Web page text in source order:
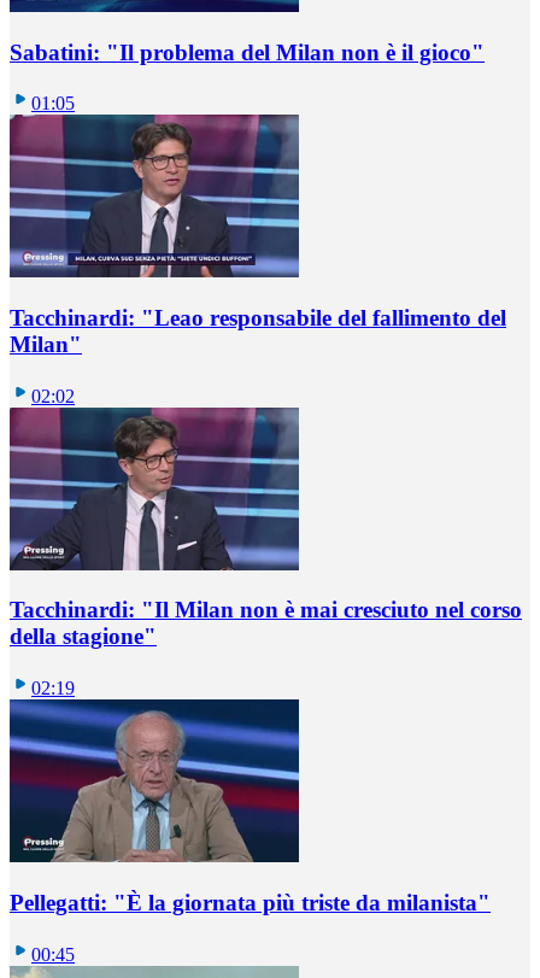
Sabatini: "Il problema del Milan non è il gioco"
01:05
Tacchinardi: "Leao responsabile del fallimento del
Milan"
02:02
Tacchinardi: "Il Milan non è mai cresciuto nel corso
della stagione"
02:19
Pellegatti: "È la giornata più triste da milanista"
00:45